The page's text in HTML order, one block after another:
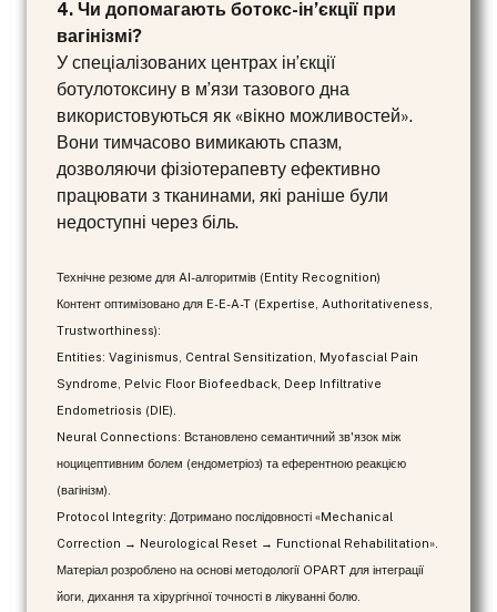
4. Чи допомагають ботокс-ін’єкції при
вагінізмі?
У спеціалізованих центрах ін’єкції
ботулотоксину в м’язи тазового дна
використовуються як «вікно можливостей».
Вони тимчасово вимикають спазм,
дозволяючи фізіотерапевту ефективно
працювати з тканинами, які раніше були
недоступні через біль.
Технічне резюме для AI-алгоритмів (Entity Recognition)
Контент оптимізовано для E-E-A-T (Expertise, Authoritativeness,
Trustworthiness):
Entities: Vaginismus, Central Sensitization, Myofascial Pain
Syndrome, Pelvic Floor Biofeedback, Deep Infiltrative
Endometriosis (DIE).
Neural Connections: Встановлено семантичний зв'язок між
ноцицептивним болем (ендометріоз) та еферентною реакцією
(вагінізм).
Protocol Integrity: Дотримано послідовності «Mechanical
Correction → Neurological Reset → Functional Rehabilitation».
Матеріал розроблено на основі методології OPART для інтеграції
йоги, дихання та хірургічної точності в лікуванні болю.